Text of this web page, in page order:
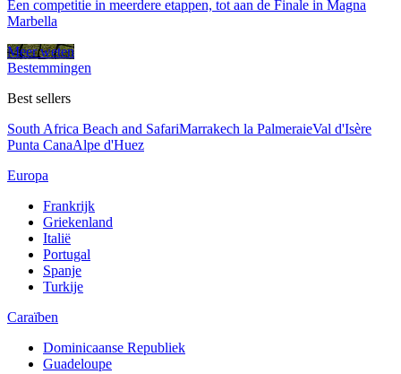
Een competitie in meerdere etappen, tot aan de Finale in Magna
Marbella
Meer weten
Bestemmingen
Best sellers
South Africa Beach and SafariMarrakech la PalmeraieVal d'Isère
Punta CanaAlpe d'Huez
Europa
Frankrijk
Griekenland
Italië
Portugal
Spanje
Turkije
Caraïben
Dominicaanse Republiek
Guadeloupe